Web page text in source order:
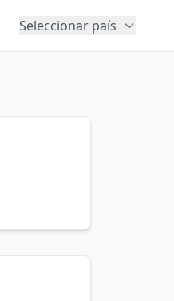
Seleccionar país